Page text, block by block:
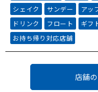
シェイク
サンデー アッ
ドリンク
フロート ギフ
お持ち帰り対応店舗
店舗